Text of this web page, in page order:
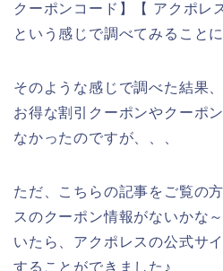
クーポンコード】【 アクポレ
という感じで調べてみることに
そのような感じで調べた結果
お得な割引クーポンやクーポ
なかったのですが、、、
ただ、こちらの記事をご覧の
スのクーポン情報がないかな
いたら、アクポレスの公式サ
することができました♪